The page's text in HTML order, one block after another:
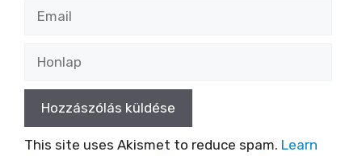
This site uses Akismet to reduce spam. Learn